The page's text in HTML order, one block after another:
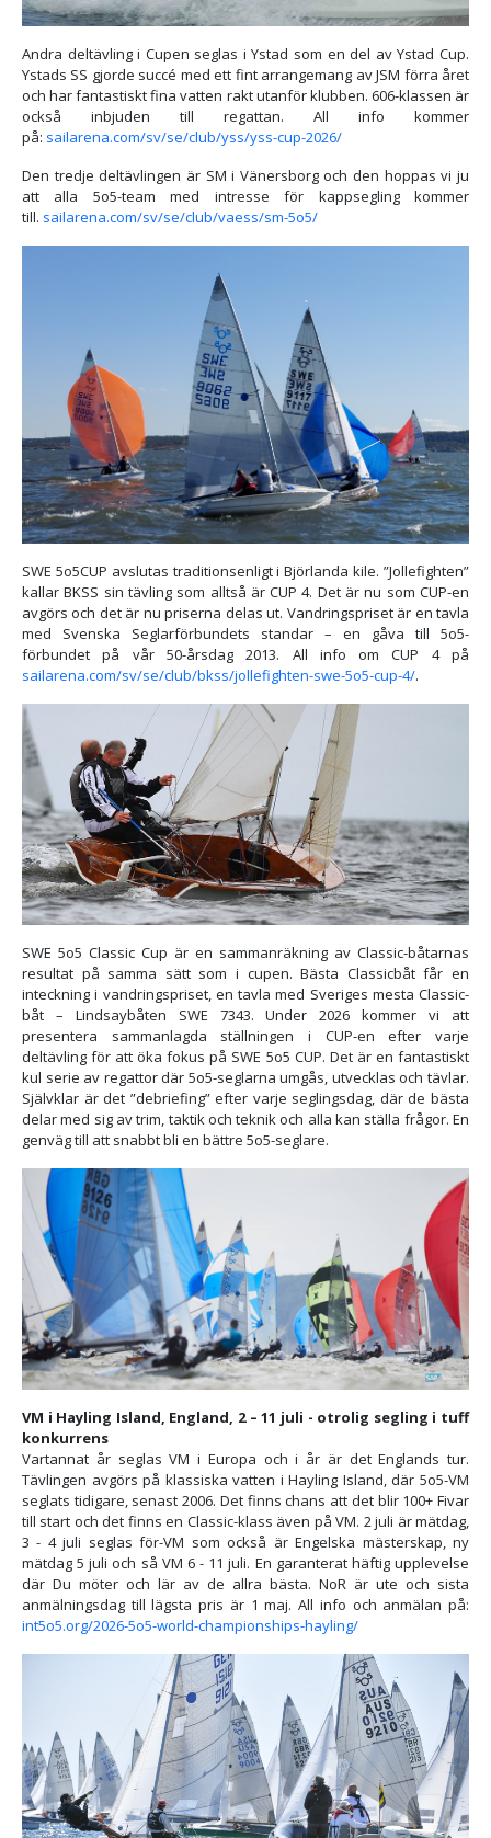
Andra deltävling i Cupen seglas i Ystad som en del av Ystad Cup.
Ystads SS gjorde succé med ett fint arrangemang av JSM förra året
och har fantastiskt fina vatten rakt utanför klubben. 606-klassen är
också inbjuden till regattan. All info kommer
på: sailarena.com/sv/se/club/yss/yss-cup-2026/
Den tredje deltävlingen är SM i Vänersborg och den hoppas vi ju
att alla 5o5-team med intresse för kappsegling kommer
till. sailarena.com/sv/se/club/vaess/sm-5o5/
SWE 5o5CUP avslutas traditionsenligt i Björlanda kile. ”Jollefighten”
kallar BKSS sin tävling som alltså är CUP 4. Det är nu som CUP-en
avgörs och det är nu priserna delas ut. Vandringspriset är en tavla
med Svenska Seglarförbundets standar – en gåva till 5o5-
förbundet på vår 50-årsdag 2013. All info om CUP 4 på
sailarena.com/sv/se/club/bkss/jollefighten-swe-5o5-cup-4/.
SWE 5o5 Classic Cup är en sammanräkning av Classic-båtarnas
resultat på samma sätt som i cupen. Bästa Classicbåt får en
inteckning i vandringspriset, en tavla med Sveriges mesta Classic-
båt – Lindsaybåten SWE 7343. Under 2026 kommer vi att
presentera sammanlagda ställningen i CUP-en efter varje
deltävling för att öka fokus på SWE 5o5 CUP. Det är en fantastiskt
kul serie av regattor där 5o5-seglarna umgås, utvecklas och tävlar.
Självklar är det ”debriefing” efter varje seglingsdag, där de bästa
delar med sig av trim, taktik och teknik och alla kan ställa frågor. En
genväg till att snabbt bli en bättre 5o5-seglare.
VM i Hayling Island, England, 2 – 11 juli - otrolig segling i tuff
konkurrens
Vartannat år seglas VM i Europa och i år är det Englands tur.
Tävlingen avgörs på klassiska vatten i Hayling Island, där 5o5-VM
seglats tidigare, senast 2006. Det finns chans att det blir 100+ Fivar
till start och det finns en Classic-klass även på VM. 2 juli är mätdag,
3 - 4 juli seglas för-VM som också är Engelska mästerskap, ny
mätdag 5 juli och så VM 6 - 11 juli. En garanterat häftig upplevelse
där Du möter och lär av de allra bästa. NoR är ute och sista
anmälningsdag till lägsta pris är 1 maj. All info och anmälan på:
int5o5.org/2026-5o5-world-championships-hayling/